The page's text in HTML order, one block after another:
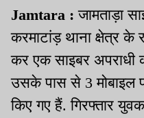
Jamtara :जामताड़ा
करमाटांड़ थाना क्षेत्र के
कर एक साइबर अपराधी
उसके पास से 3 मोबाइल
किए गए हैं. गिरफ्तार